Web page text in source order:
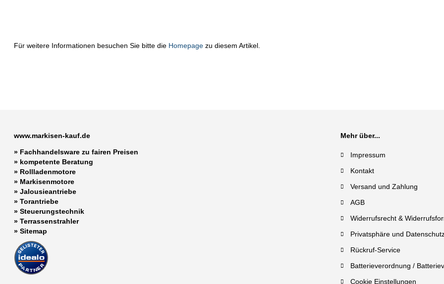
Für weitere Informationen besuchen Sie bitte die Homepage zu diesem Artikel.
www.markisen-kauf.de
» Fachhandelsware zu fairen Preisen
» kompetente Beratung
» Rollladenmotore
» Markisenmotore
»Jalousieantriebe
»Torantriebe
» Steuerungstechnik
»Terrassenstrahler
»Sitemap
Mehr über...
Impressum
Kontakt
Versand und Zahlung
AGB
Widerrufsrecht &
Privatsphäre und
Rückruf-Service
Batterieverordnung /
Cookie Einstellungen